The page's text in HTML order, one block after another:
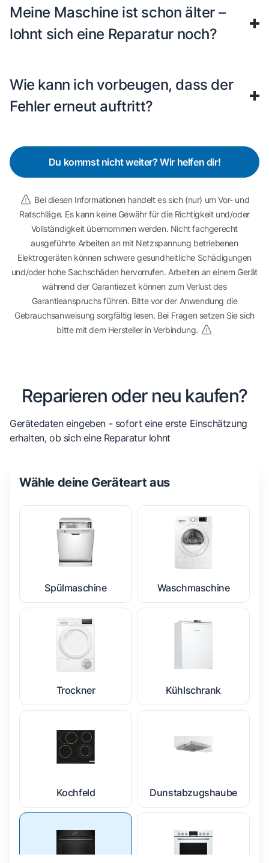
Meine Maschine ist schon älter –
lohnt sich eine Reparatur noch?
Wie kann ich vorbeugen, dass der
Fehler erneut auftritt?
Du kommst nicht weiter? Wir helfen dir!
Bei diesen Informationen handelt es sich (nur) um Vor- und
Ratschläge. Es kann keine Gewähr für die Richtigkeit und/oder
Vollständigkeit übernommen werden. Nicht fachgerecht
ausgeführte Arbeiten an mit Netzspannung betriebenen
Elektrogeräten können schwere gesundheitliche Schädigungen
und/oder hohe Sachschäden hervorrufen. Arbeiten an einem Gerät
während der Garantiezeit können zum Verlust des
Garantieanspruchs führen. Bitte vor der Anwendung die
Gebrauchsanweisung sorgfältig lesen. Bei Fragen setzen Sie sich
bitte mit dem Hersteller in Verbindung.
Reparieren oder neu kaufen?
Gerätedaten eingeben - sofort eine erste Einschätzung
erhalten, ob sich eine Reparatur lohnt
Wähle deine Geräteart aus
Spülmaschine Waschmaschine
Trockner Kühlschrank
Kochfeld Dunstabzugshaube